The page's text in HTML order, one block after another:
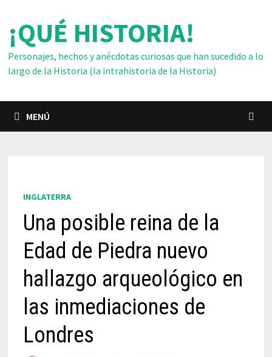
contenido
¡QUÉ HISTORIA!
Personajes, hechos y anécdotas curiosas que han sucedido a lo
largo de la Historia (la intrahistoria de la Historia)
MENÚ
INGLATERRA
Una posible reina de la
Edad de Piedra nuevo
hallazgo arqueológico en
las inmediaciones de
Londres